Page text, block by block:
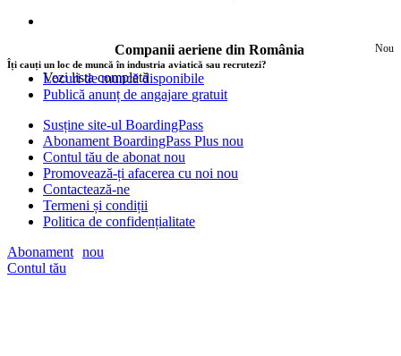
Nou
Companii aeriene din România
Vezi lista completă
Îți cauți un loc de muncă în industria aviatică sau recrutezi?
Locuri de muncă disponibile
Publică anunț de angajare gratuit
Susține site-ul BoardingPass
Abonament BoardingPass Plus nou
Contul tău de abonat nou
Promovează-ți afacerea cu noi nou
Contactează-ne
Termeni și condiții
Politica de confidențialitate
Abonament nou
Contul tău